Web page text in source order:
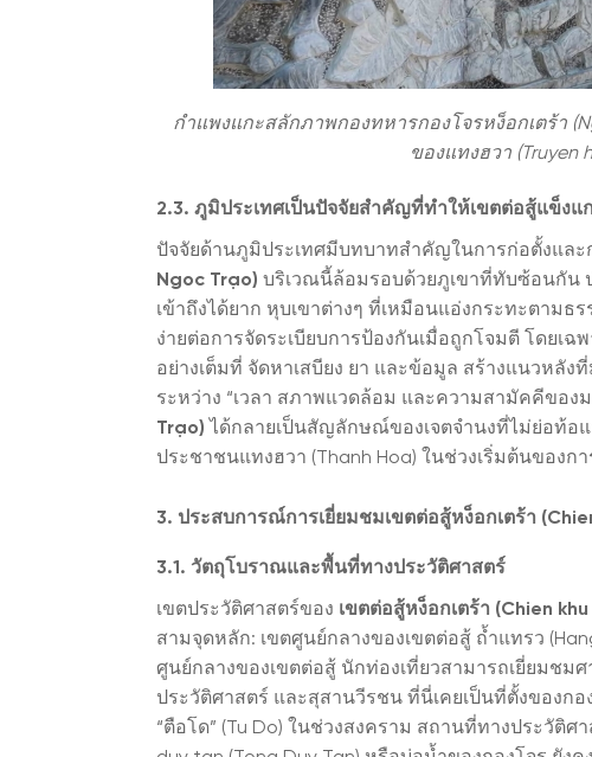
กำแพงแกะสลักภาพกองทหารกองโจรหง็อกเตร้า
ของแทงฮวา (Truyen
2.3. ภูมิประเทศเป็นปัจจัยสำคัญที่ทำให้เขตต่อสู้แข็งแ
ปัจจัยด้านภูมิประเทศมีบทบาทสำคัญในการก่อตั้งและ
Ngoc Trạo) บริเวณนี้ล้อมรอบด้วยภูเขาที่ทับซ้อนกัน
เข้าถึงได้ยาก หุบเขาต่างๆ ที่เหมือนแอ่งกระทะตาม
ง่ายต่อการจัดระเบียบการป้องกันเมื่อถูกโจมตี โดยเ
อย่างเต็มที่ จัดหาเสบียง ยา และข้อมูล สร้างแนวหลั
ระหว่าง “เวลา สภาพแวดล้อม และความสามัคคีของ
Trạo) ได้กลายเป็นสัญลักษณ์ของเจตจำนงที่ไม่ย่อท้
ประชาชนแทงฮวา (Thanh Hoa) ในช่วงเริ่มต้นของก
3. ประสบการณ์การเยี่ยมชมเขตต่อสู้หง็อกเตร้า
3.1. วัตถุโบราณและพื้นที่ทางประวัติศาสตร์
เขตประวัติศาสตร์ของ เขตต่อสู้หง็อกเตร้า (Chien
สามจุดหลัก: เขตศูนย์กลางของเขตต่อสู้ ถ้ำแทรว
ศูนย์กลางของเขตต่อสู้ นักท่องเที่ยวสามารถเยี่ยมช
ประวัติศาสตร์ และสุสานวีรชน ที่นี่เคยเป็นที่ตั้งของ
“ตือโด” (Tu Do) ในช่วงสงคราม สถานที่ทางประวัติศ